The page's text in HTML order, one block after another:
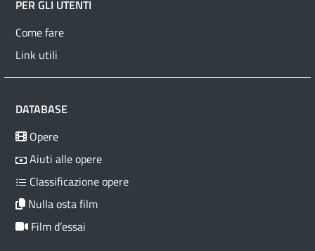
PER GLI UTENTI
Come fare
Link utili
DATABASE
Opere
Aiuti alle opere
Classificazione opere
Nulla osta film
Film d’essai